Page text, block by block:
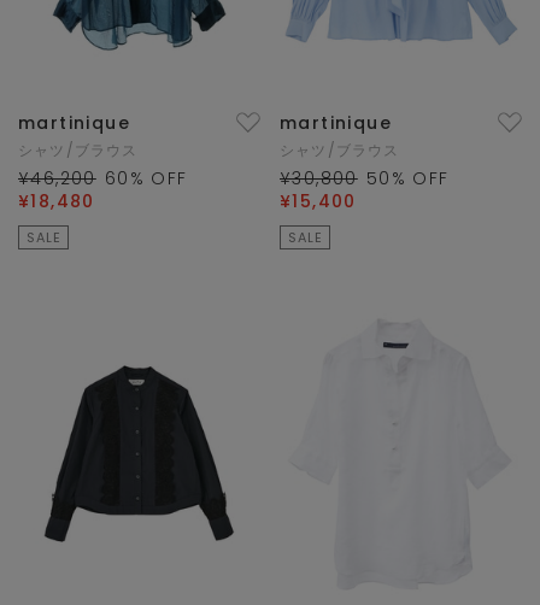
martinique
シャツ/ブラウス
¥46,200 60 % OFF
¥18,480
SALE
martinique
シャツ/ブラウス
¥30,800 50 % OFF
¥15,400
SALE